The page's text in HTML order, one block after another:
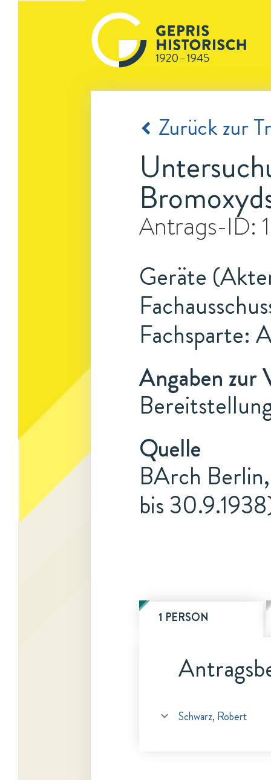
Zurück zur
Antrags-ID:
Geräte
Fachsparte:
Angaben zur
Quelle
BArch
bis
1 PERSON
Schwarz, Robert